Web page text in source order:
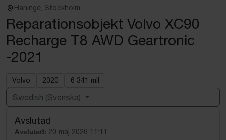
Haninge, Stockholm
Reparationsobjekt Volvo XC90
Recharge T8 AWD Geartronic
-2021
Volvo 2020 6 341 mil
Swedish (Svenska)
Powered by
Avslutad
Avslutad: 20 maj 2026 11:11